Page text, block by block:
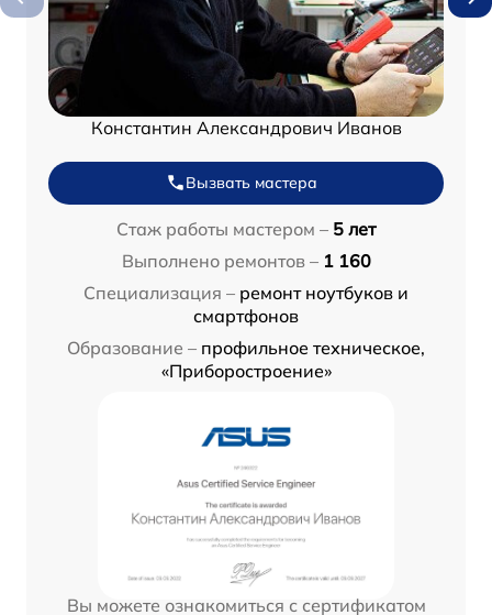
Константин Александрович Иванов
Вызвать мастера
Стаж работы мастером – 5 лет
Выполнено ремонтов – 1 160
Специализация – ремонт ноутбуков и
смартфонов
Образование – профильное техническое,
«Приборостроение»
Вы можете ознакомиться с сертификатом